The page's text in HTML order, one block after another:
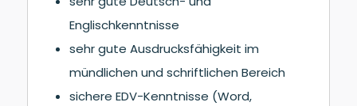
Englischkenntnisse
sehr gute Ausdrucksfähigkeit im
mündlichen und schriftlichen Bereich
sichere EDV-Kenntnisse (Word,